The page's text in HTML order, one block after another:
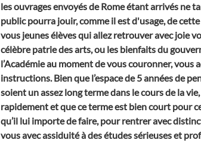
les ouvrages envoyés de Rome étant arrivés ne
public pourra jouir, comme il est d'usage, de
vous jeunes élèves qui allez retrouver avec joie
célèbre patrie des arts, ou les bienfaits du
l’Académie au moment de vous couronner, vous
instructions. Bien que l’espace de 5 années de
soient un assez long terme dans le cours de la
rapidement et que ce terme est bien court pour
qu’il lui importe de faire, pour rentrer avec
vous avec assiduité à des études sérieuses et